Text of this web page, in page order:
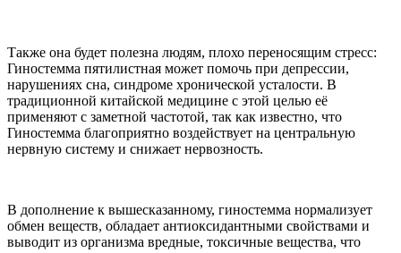
Также она будет полезна людям, плохо переносящим стресс:
Гиностемма пятилистная может помочь при депрессии,
нарушениях сна, синдроме хронической усталости. В
традиционной китайской медицине с этой целью её
применяют с заметной частотой, так как известно, что
Гиностемма благоприятно воздействует на центральную
нервную систему и снижает нервозность.
В дополнение к вышесказанному, гиностемма нормализует
обмен веществ, обладает антиоксидантными свойствами и
выводит из организма вредные, токсичные вещества, что